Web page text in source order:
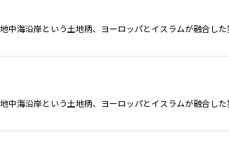
中海沿岸という土地柄、ヨーロッパとイスラムが融合し
中海沿岸という土地柄、ヨーロッパとイスラムが融合し